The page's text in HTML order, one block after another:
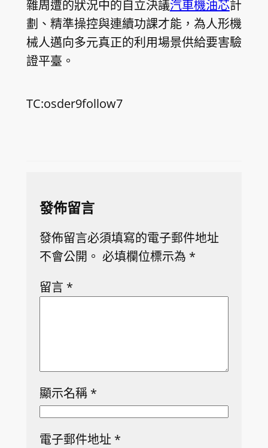
雜周遭的狀況中的自立決議汽車機油芯計
劃、精準操控與連續功課才能，為人形機
械人邁向多元真正的利用場景供給要害驗
證平臺。
TC:osder9follow7
發佈留言
發佈留言必須填寫的電子郵件地址
不會公開。 必填欄位標示為 *
留言 *
顯示名稱 *
電子郵件地址 *